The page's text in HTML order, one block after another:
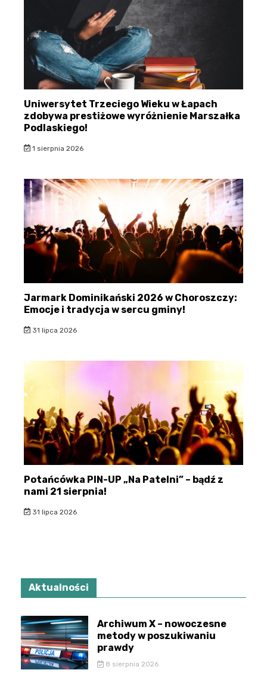
Uniwersytet Trzeciego Wieku w Łapach
zdobywa prestiżowe wyróżnienie Marszałka
Podlaskiego!
1 sierpnia 2026
Jarmark Dominikański 2026 w Choroszczy:
Emocje i tradycja w sercu gminy!
31 lipca 2026
Potańcówka PIN-UP „Na Patelni” – bądź z
nami 21 sierpnia!
31 lipca 2026
Aktualności
Archiwum X – nowoczesne
metody w poszukiwaniu
prawdy
8 sierpnia 2026